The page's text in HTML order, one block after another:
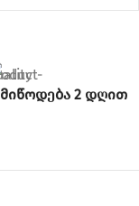
მიწოდება 2 დღით